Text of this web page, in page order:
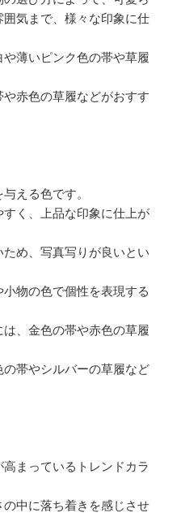
気まで、様々な印象に仕
薄いピンク色の帯や草履
赤色の草履などがおすす
える色です。
く、上品な印象に仕上が
め、写真写りが良いとい
物の色で個性を表現する
、金色の帯や赤色の草履
帯やシルバーの草履など
まっているトレンドカラ
の中に落ち着きを感じさせ